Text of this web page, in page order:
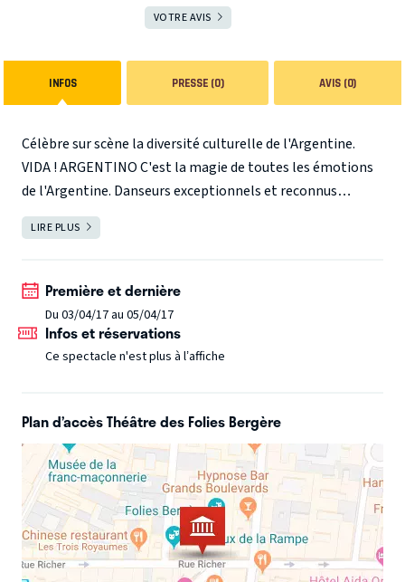
VOTRE AVIS
INFOS PRESSE (0) AVIS (0)
Célèbre sur scène la diversité culturelle de l'Argentine.
VIDA ! ARGENTINO C'est la magie de toutes les émotions
de l'Argentine. Danseurs exceptionnels et reconnus
internationalement, Nicole Nau et Luis Pereyra viennent
enfin présenter leur dernière création à Paris. Danseurs,
d'émotions envoûtantes et reflètent l'âme et l'histoire de
ce merveilleux pays.
LIRE PLUS
Première et dernière
Du 03/04/17 au 05/04/17
Infos et réservations
Ce spectacle n'est plus à l’affiche
Plan d’accès Théâtre des Folies Bergère